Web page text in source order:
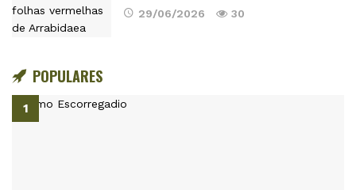
29/06/2026 30
POPULARES